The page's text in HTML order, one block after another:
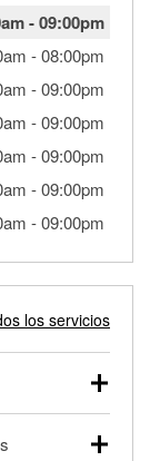
-09:00pm
-08:00pm
-09:00pm
-09:00pm
-09:00pm
-09:00pm
-09:00pm
los servicios
y